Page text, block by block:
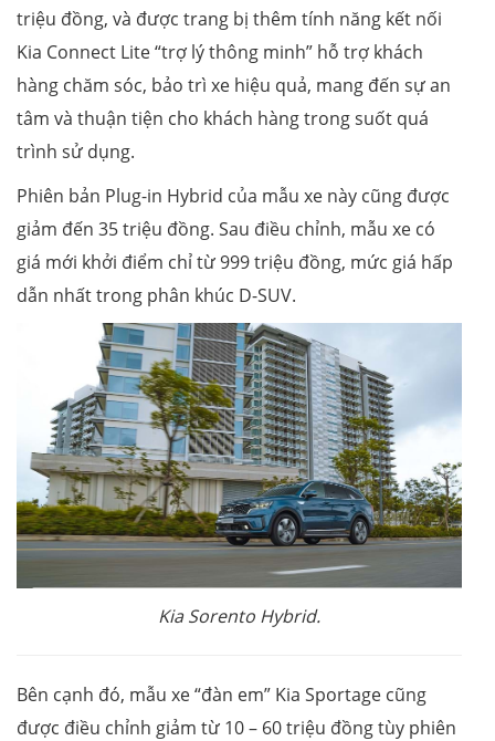
triệu đồng, và được trang bị thêm tính năng kết nối
Kia Connect Lite “trợ lý thông minh” hỗ trợ khách
hàng chăm sóc, bảo trì xe hiệu quả, mang đến sự an
tâm và thuận tiện cho khách hàng trong suốt quá
trình sử dụng.
Phiên bản Plug-in Hybrid của mẫu xe này cũng được
giảm đến 35 triệu đồng. Sau điều chỉnh, mẫu xe có
giá mới khởi điểm chỉ từ 999 triệu đồng, mức giá hấp
dẫn nhất trong phân khúc D-SUV.
Kia Sorento Hybrid.
Bên cạnh đó, mẫu xe “đàn em” Kia Sportage cũng
được điều chỉnh giảm từ 10 – 60 triệu đồng tùy phiên